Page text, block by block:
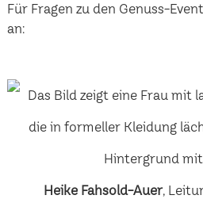
Für Fragen zu den Genuss-
an:
Heike Fahsold-Auer,